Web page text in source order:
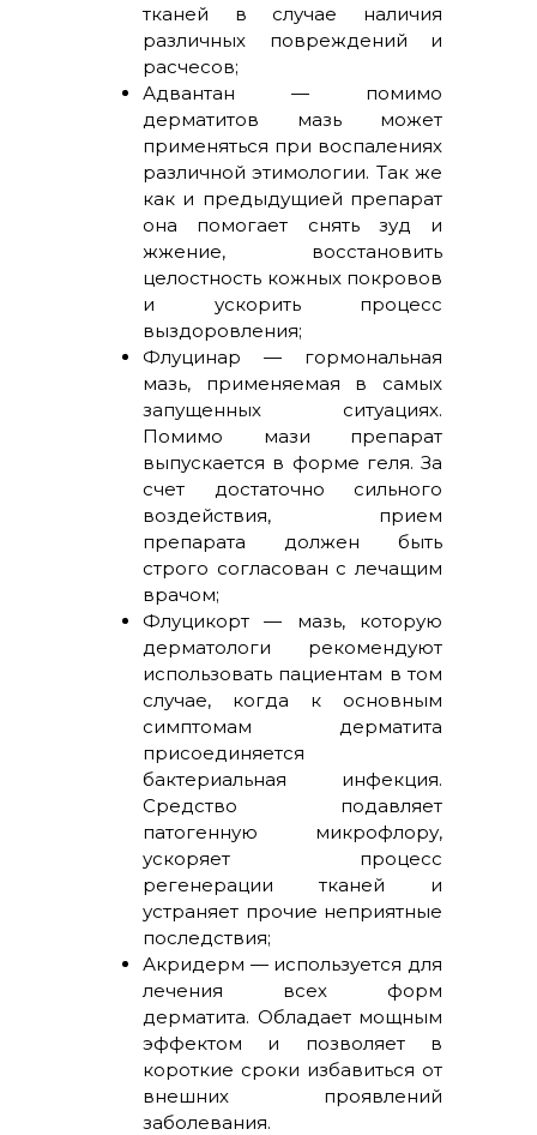
тканей в случае наличия
различных повреждений и
расчесов;
Адвантан — помимо
дерматитов мазь может
применяться при воспалениях
различной этимологии. Так же
как и предыдущией препарат
она помогает снять зуд и
жжение, восстановить
целостность кожных покровов
и ускорить процесс
выздоровления;
Флуцинар — гормональная
мазь, применяемая в самых
запущенных ситуациях.
Помимо мази препарат
выпускается в форме геля. За
счет достаточно сильного
воздействия, прием
препарата должен быть
строго согласован с лечащим
врачом;
Флуцикорт — мазь, которую
дерматологи рекомендуют
использовать пациентам в том
случае, когда к основным
симптомам дерматита
присоединяется
бактериальная инфекция.
Средство подавляет
патогенную микрофлору,
ускоряет процесс
регенерации тканей и
устраняет прочие неприятные
последствия;
Акридерм — используется для
лечения всех форм
дерматита. Обладает мощным
эффектом и позволяет в
короткие сроки избавиться от
внешних проявлений
заболевания.